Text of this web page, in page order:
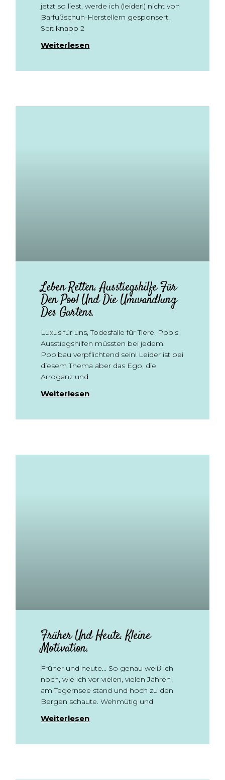
jetzt so liest, werde ich (leider!) nicht von
Barfußschuh-Herstellern gesponsert.
Seit knapp 2
Weiterlesen
Leben Retten. Ausstiegshilfe Für
Den Pool Und Die Umwandlung
Des Gartens.
Luxus für uns, Todesfalle für Tiere. Pools.
Ausstiegshilfen müssten bei jedem
Poolbau verpflichtend sein! Leider ist bei
diesem Thema aber das Ego, die
Arroganz und
Weiterlesen
Früher Und Heute. Kleine
Motivation.
Früher und heute… So genau weiß ich
noch, wie ich vor vielen, vielen Jahren
am Tegernsee stand und hoch zu den
Bergen schaute. Wehmütig und
Weiterlesen